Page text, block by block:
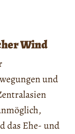
Wind
und
das Ehe- und